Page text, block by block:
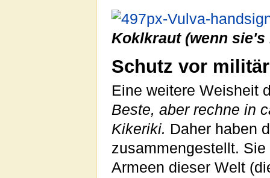
Koklkraut (wenn
Schutz vor
Eine weitere Weisheit
Beste, aber rechne in
Kikeriki. Daher haben
zusammengestellt.
Armeen dieser Welt